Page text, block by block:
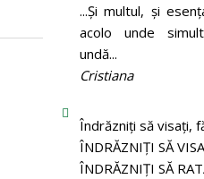
...Și multul, și
acolo unde
undă...
Cristiana
Îndrăzniţi să visaţi,
ÎNDRĂZNIȚI SĂ
ÎNDRĂZNIȚI SĂ